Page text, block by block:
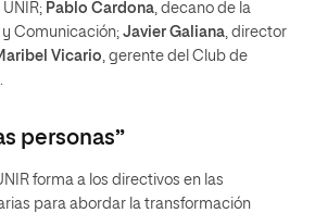
Pablo Cardona, decano de la
Comunicación; Javier Galiana, director
Vicario, gerente del Club de
personas”
forma a los directivos en las
para abordar la transformación